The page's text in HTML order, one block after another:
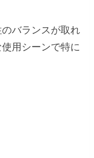
バランスが取れ
用シーンで特に